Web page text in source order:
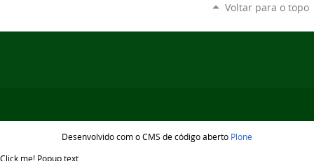
Voltar para o topo
Desenvolvido com o CMS de código aberto Plone
Click me! Popup text...